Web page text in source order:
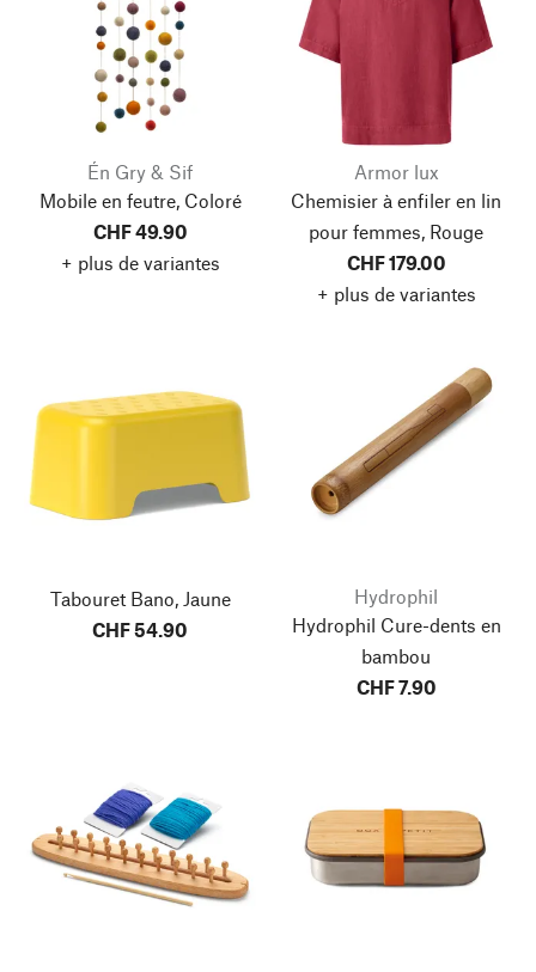
Én Gry & Sif
Mobile en feutre, Coloré
CHF 49.90
+ plus de variantes
Armor lux
Chemisier à enfiler en lin
pour femmes, Rouge
CHF 179.00
+ plus de variantes
Tabouret Bano, Jaune
CHF 54.90
Hydrophil
Hydrophil Cure-dents en
bambou
CHF 7.90